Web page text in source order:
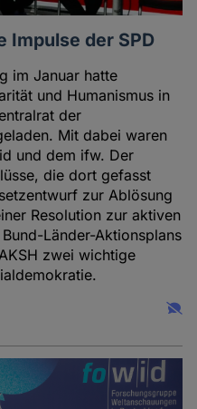
Impulse der SPD
im Januar hatte
und Humanismus in
der
Mit dabei waren
und dem ifw. Der
die dort gefasst
zur Ablösung
Resolution zur aktiven
Länder-Aktionsplans
zwei wichtige